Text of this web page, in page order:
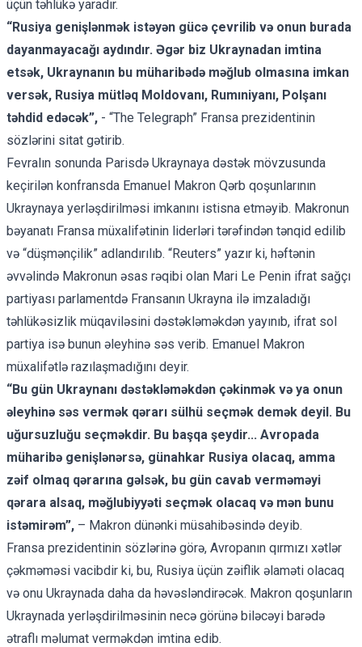
üçün təhlükə yaradır.
“Rusiya genişlənmək istəyən gücə çevrilib və onun burada
dayanmayacağı aydındır. Əgər biz Ukraynadan imtina
etsək, Ukraynanın bu müharibədə məğlub olmasına imkan
versək, Rusiya mütləq Moldovanı, Rumıniyanı, Polşanı
təhdid edəcək”, - “The Telegraph” Fransa prezidentinin
sözlərini sitat gətirib.
Fevralın sonunda Parisdə Ukraynaya dəstək mövzusunda
keçirilən konfransda Emanuel Makron Qərb qoşunlarının
Ukraynaya yerləşdirilməsi imkanını istisna etməyib. Makronun
bəyanatı Fransa müxalifətinin liderləri tərəfindən tənqid edilib
və “düşmənçilik” adlandırılıb. “Reuters” yazır ki, həftənin
əvvəlində Makronun əsas rəqibi olan Mari Le Penin ifrat sağçı
partiyası parlamentdə Fransanın Ukrayna ilə imzaladığı
təhlükəsizlik müqaviləsini dəstəkləməkdən yayınıb, ifrat sol
partiya isə bunun əleyhinə səs verib. Emanuel Makron
müxalifətlə razılaşmadığını deyir.
“Bu gün Ukraynanı dəstəkləməkdən çəkinmək və ya onun
əleyhinə səs vermək qərarı sülhü seçmək demək deyil. Bu
uğursuzluğu seçməkdir. Bu başqa şeydir... Avropada
müharibə genişlənərsə, günahkar Rusiya olacaq, amma
zəif olmaq qərarına gəlsək, bu gün cavab verməməyi
qərara alsaq, məğlubiyyəti seçmək olacaq və mən bunu
istəmirəm”, – Makron dünənki müsahibəsində deyib.
Fransa prezidentinin sözlərinə görə, Avropanın qırmızı xətlər
çəkməməsi vacibdir ki, bu, Rusiya üçün zəiflik əlaməti olacaq
və onu Ukraynada daha da həvəsləndirəcək. Makron qoşunların
Ukraynada yerləşdirilməsinin necə görünə biləcəyi barədə
ətraflı məlumat verməkdən imtina edib.